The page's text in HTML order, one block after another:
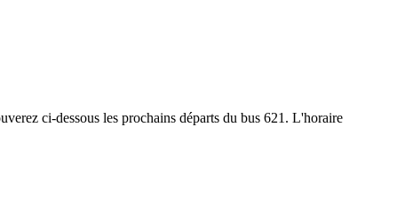
ci-dessous les prochains départs du bus 621. L'horaire